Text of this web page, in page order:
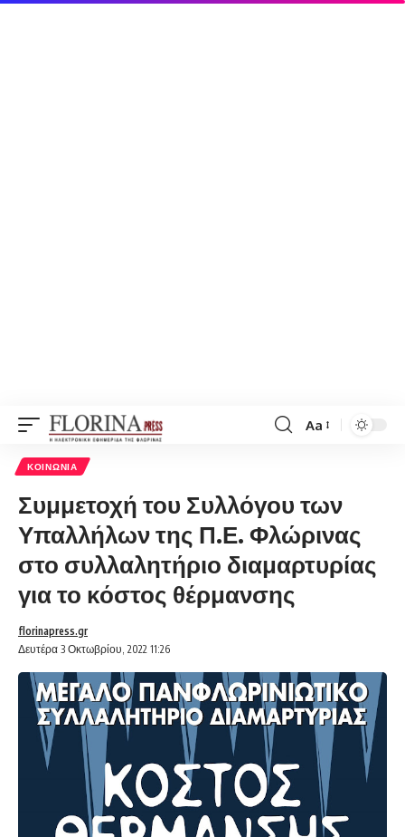
Font
Aa
ΚΟΙΝΩΝΊΑ
Συμμετοχή του Συλλόγου των
Υπαλλήλων της Π.Ε. Φλώρινας
στο συλλαλητήριο διαμαρτυρίας
για το κόστος θέρμανσης
Δευτέρα 3 Οκτωβρίου, 2022 11:26
florinapress.gr